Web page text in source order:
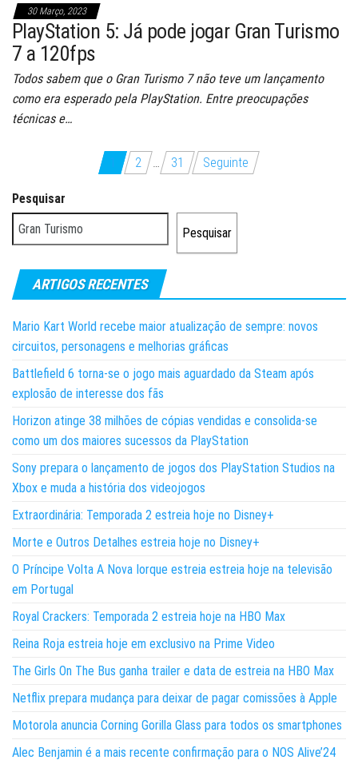
30 Março, 2023
PlayStation 5: Já pode jogar Gran Turismo
7 a 120fps
Todos sabem que o Gran Turismo 7 não teve um lançamento
como era esperado pela PlayStation. Entre preocupações
técnicas e…
Paginação
dos
conteúdos
1 2 31 Seguinte
Pesquisar
Pesquisar
ARTIGOS RECENTES
Mario Kart World recebe maior atualização de sempre: novos
circuitos, personagens e melhorias gráficas
Battlefield 6 torna-se o jogo mais aguardado da Steam após
explosão de interesse dos fãs
Horizon atinge 38 milhões de cópias vendidas e consolida-se
como um dos maiores sucessos da PlayStation
Sony prepara o lançamento de jogos dos PlayStation Studios na
Xbox e muda a história dos videojogos
Extraordinária: Temporada 2 estreia hoje no Disney+
Morte e Outros Detalhes estreia hoje no Disney+
O Príncipe Volta A Nova Iorque estreia estreia hoje na televisão
em Portugal
Royal Crackers: Temporada 2 estreia hoje na HBO Max
Reina Roja estreia hoje em exclusivo na Prime Video
The Girls On The Bus ganha trailer e data de estreia na HBO Max
Netflix prepara mudança para deixar de pagar comissões à Apple
Motorola anuncia Corning Gorilla Glass para todos os smartphones
Alec Benjamin é a mais recente confirmação para o NOS Alive’24